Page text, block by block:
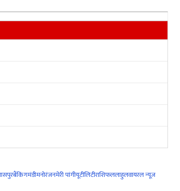
बैंकिंगमंडीमनोरंजनमेरी पांगीयूटीलिटीराशिफललाहुलवायरल न्यूज़